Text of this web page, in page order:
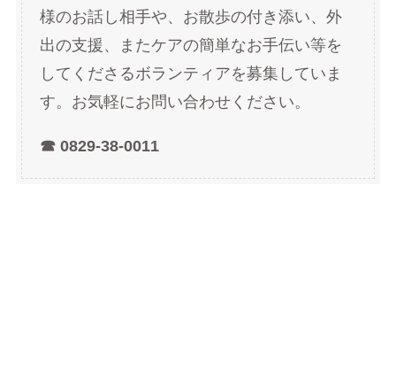
様のお話し相手や、お散歩の付き添い、外
出の支援、またケアの簡単なお手伝い等を
してくださるボランティアを募集していま
す。お気軽にお問い合わせください。
☎ 0829-38-0011